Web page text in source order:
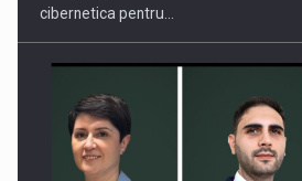
cibernetica pentru…